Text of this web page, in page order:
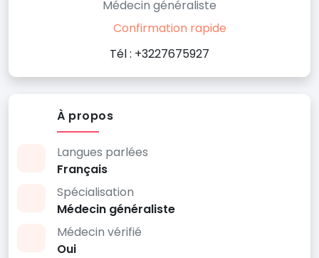
Médecin généraliste
Confirmation rapide
Tél : +3227675927
À propos
Langues parlées
Français
Spécialisation
Médecin généraliste
Médecin vérifié
Oui